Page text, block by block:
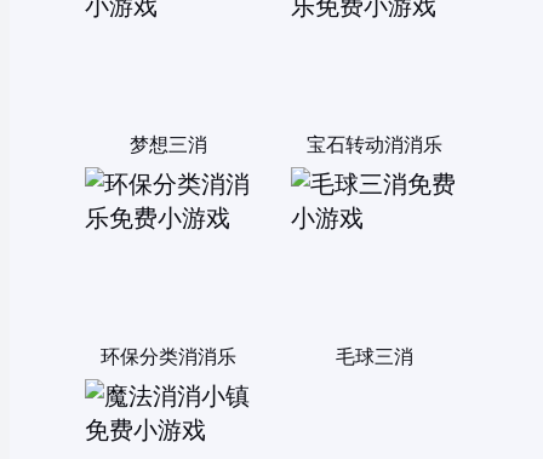
梦想三消 宝石转动消消乐
环保分类消消乐 毛球三消